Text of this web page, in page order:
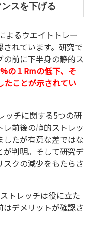
スを下げる
よるウエイトトレー
れています。研究で
前に下半身の静的ス
の１Rmの低下、そ
たことが示されてい
ッチに関する5つの研
前後の静的ストレッ
たが有意な差ではな
が判明。そして研究デ
クの減少をもたらさ
トレッチは役に立た
デメリットが確認さ